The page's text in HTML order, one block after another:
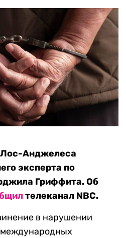
Анджелеса
эксперта по
Гриффита. Об
телеканал NBC.
в нарушении